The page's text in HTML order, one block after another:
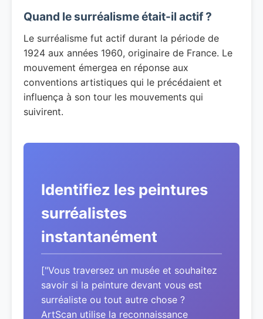
Quand le surréalisme était-il actif ?
Le surréalisme fut actif durant la période de
1924 aux années 1960, originaire de France. Le
mouvement émergea en réponse aux
conventions artistiques qui le précédaient et
influença à son tour les mouvements qui
suivirent.
Identifiez les peintures
surréalistes
instantanément
["Vous traversez un musée et souhaitez
savoir si la peinture devant vous est
surréaliste ou tout autre chose ?
ArtScan utilise la reconnaissance